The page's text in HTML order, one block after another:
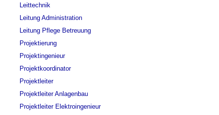
Leittechnik
Leitung Administration
Leitung Pflege Betreuung
Projektierung
Projektingenieur
Projektkoordinator
Projektleiter
Projektleiter Anlagenbau
Projektleiter Elektroingenieur